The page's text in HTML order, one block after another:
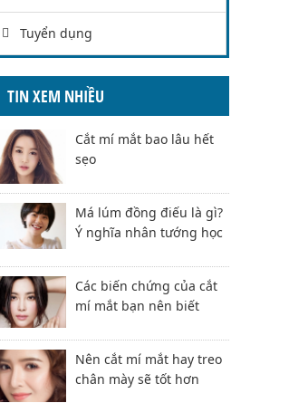
Tuyển dụng
TIN XEM NHIỀU
Cắt mí mắt bao lâu hết
sẹo
Má lúm đồng điếu là gì?
Ý nghĩa nhân tướng học
Các biến chứng của cắt
mí mắt bạn nên biết
Nên cắt mí mắt hay treo
chân mày sẽ tốt hơn